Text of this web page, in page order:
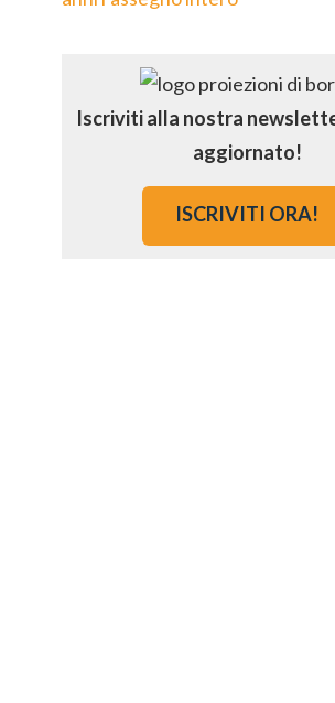
Iscriviti alla nostra
aggiornato!
ISCRIVITI ORA!